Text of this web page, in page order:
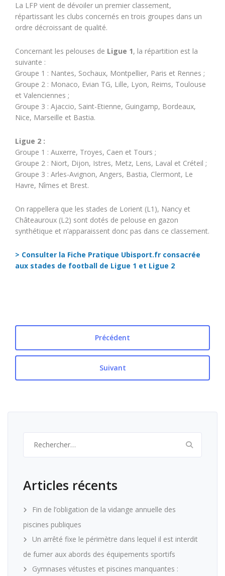
La LFP vient de dévoiler un premier classement,
répartissant les clubs concernés en trois groupes dans un
ordre décroissant de qualité.
Concernant les pelouses de Ligue 1, la répartition est la
suivante :
Groupe 1 : Nantes, Sochaux, Montpellier, Paris et Rennes ;
Groupe 2 : Monaco, Evian TG, Lille, Lyon, Reims, Toulouse
et Valenciennes ;
Groupe 3 : Ajaccio, Saint-Etienne, Guingamp, Bordeaux,
Nice, Marseille et Bastia.
Ligue 2 :
Groupe 1 : Auxerre, Troyes, Caen et Tours ;
Groupe 2 : Niort, Dijon, Istres, Metz, Lens, Laval et Créteil ;
Groupe 3 : Arles-Avignon, Angers, Bastia, Clermont, Le
Havre, Nîmes et Brest.
On rappellera que les stades de Lorient (L1), Nancy et
Châteauroux (L2) sont dotés de pelouse en gazon
synthétique et n’apparaissent donc pas dans ce classement.
> Consulter la Fiche Pratique Ubisport.fr consacrée
aux stades de football de Ligue 1 et Ligue 2
Précédent
Suivant
Articles récents
Fin de l’obligation de la vidange annuelle des
piscines publiques
Un arrêté fixe le périmètre dans lequel il est interdit
de fumer aux abords des équipements sportifs
Gymnases vétustes et piscines manquantes :